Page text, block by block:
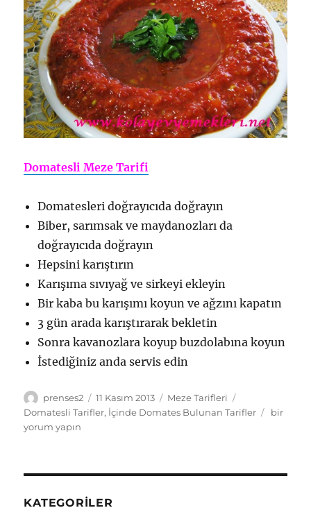
Domatesli Meze Tarifi
Domatesleri doğrayıcıda doğrayın
Biber, sarımsak ve maydanozları da
doğrayıcıda doğrayın
Hepsini karıştırın
Karışıma sıvıyağ ve sirkeyi ekleyin
Bir kaba bu karışımı koyun ve ağzını kapatın
3 gün arada karıştırarak bekletin
Sonra kavanozlara koyup buzdolabına koyun
İstediğiniz anda servis edin
Yazar
prenses2
Yayın
tarihi
11 Kasım 2013 Kategoriler
Meze Tarifleri
Domatesli Tarifler, İçinde Domates Bulunan Tarifler
bir
yorum yapın
KATEGORILER